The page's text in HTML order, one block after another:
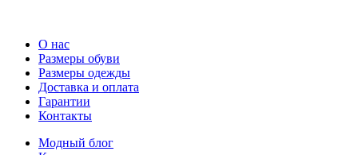
О нас
Размеры обуви
Размеры одежды
Доставка и оплата
Гарантии
Контакты
Модный блог